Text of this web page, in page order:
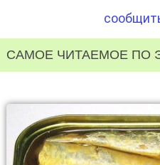
САМОЕ ЧИТАЕМОЕ ПО